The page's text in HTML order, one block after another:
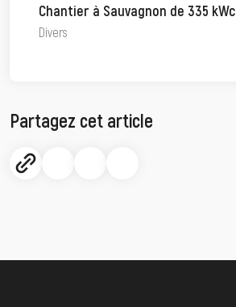
Chantier à Sauvagnon de 335 kWc
Divers
Partagez cet article